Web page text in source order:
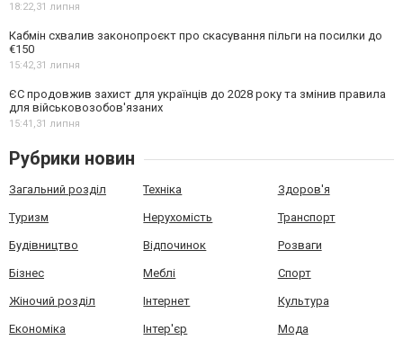
18:22,31 липня
Кабмін схвалив законопроєкт про скасування пільги на посилки до
€150
15:42,31 липня
ЄС продовжив захист для українців до 2028 року та змінив правила
для військовозобов'язаних
15:41,31 липня
Рубрики новин
Загальний розділ Техніка Здоров'я
Туризм Нерухомість Транспорт
Будівництво Відпочинок Розваги
Бізнес Меблі Спорт
Жіночий розділ Інтернет Культура
Економіка Інтер'єр Мода